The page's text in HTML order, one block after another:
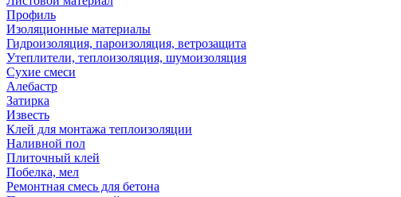
Профиль
Изоляционные материалы
Гидроизоляция, пароизоляция, ветрозащита
Утеплители, теплоизоляция, шумоизоляция
Сухие смеси
Алебастр
Затирка
Известь
Клей для монтажа теплоизоляции
Наливной пол
Плиточный клей
Побелка, мел
Ремонтная смесь для бетона